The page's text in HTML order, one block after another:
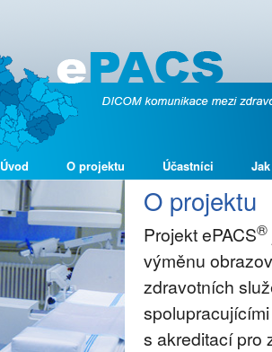
Úvod O projektu Účastníci
O projektu
Projekt ePACS®
výměnu
zdravotních
s akreditací pro